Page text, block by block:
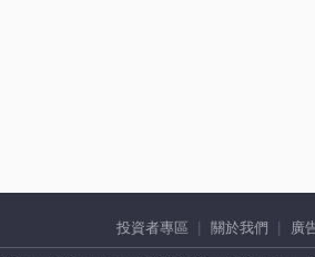
投資者專區 關於我們 廣